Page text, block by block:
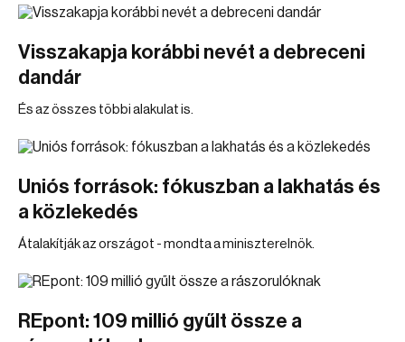
Visszakapja korábbi nevét a debreceni
dandár
És az összes többi alakulat is.
Uniós források: fókuszban a lakhatás és
a közlekedés
Átalakítják az országot - mondta a miniszterelnök.
REpont: 109 millió gyűlt össze a